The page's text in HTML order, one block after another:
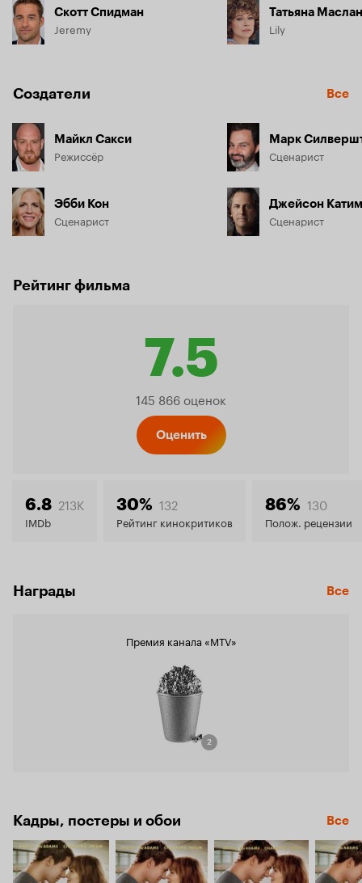
Скотт Спидман
Jeremy
Татьяна
Lily
Создатели Все
Майкл Сакси
Режиссёр
Эбби Кон
Сценарист
Марк
Сценарист
Джейсон
Сценарист
Рейтинг фильма
7.5
Рейтинг
7.5
145 866 оценок
Оценить
6.8 213K
IMDb
30% 132
Рейтинг кинокритиков
86% 130
Полож. рецензии
Награды Все
Премия канала «MTV»
2
Кадры, постеры и обои Все